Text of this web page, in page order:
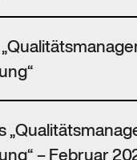
– Februar